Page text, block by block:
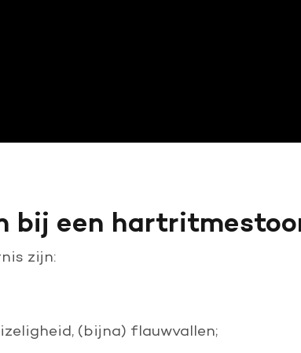
bij een
zijn:
(bijna) flauwvallen;